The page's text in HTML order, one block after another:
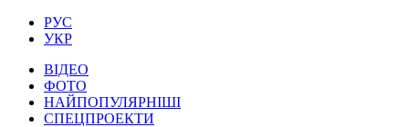
РУС
УКР
ВІДЕО
ФОТО
НАЙПОПУЛЯРНІШІ
СПЕЦПРОЕКТИ